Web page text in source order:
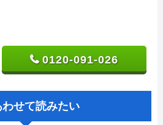
0120-091-026
わせて読みたい